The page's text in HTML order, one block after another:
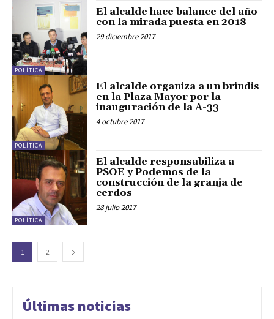
POLÍTICA
El alcalde hace balance del año
con la mirada puesta en 2018
29 diciembre 2017
POLÍTICA
El alcalde organiza a un brindis
en la Plaza Mayor por la
inauguración de la A-33
4 octubre 2017
POLÍTICA
El alcalde responsabiliza a
PSOE y Podemos de la
construcción de la granja de
cerdos
28 julio 2017
1 2
Últimas noticias